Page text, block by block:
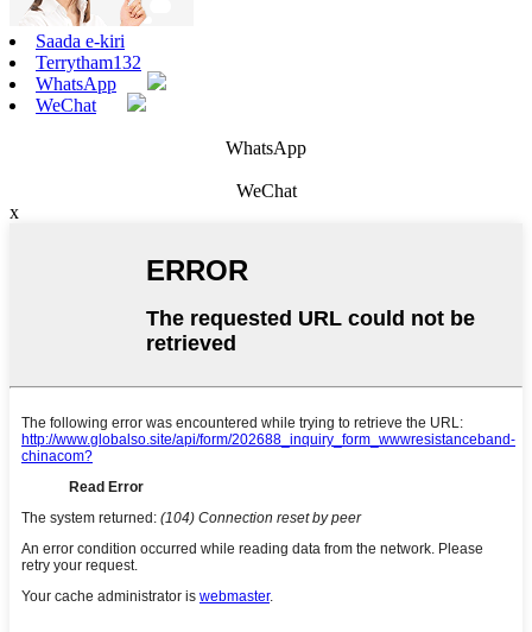
Saada e-kiri
Terrytham132
WhatsApp
WeChat
WhatsApp
WeChat
x